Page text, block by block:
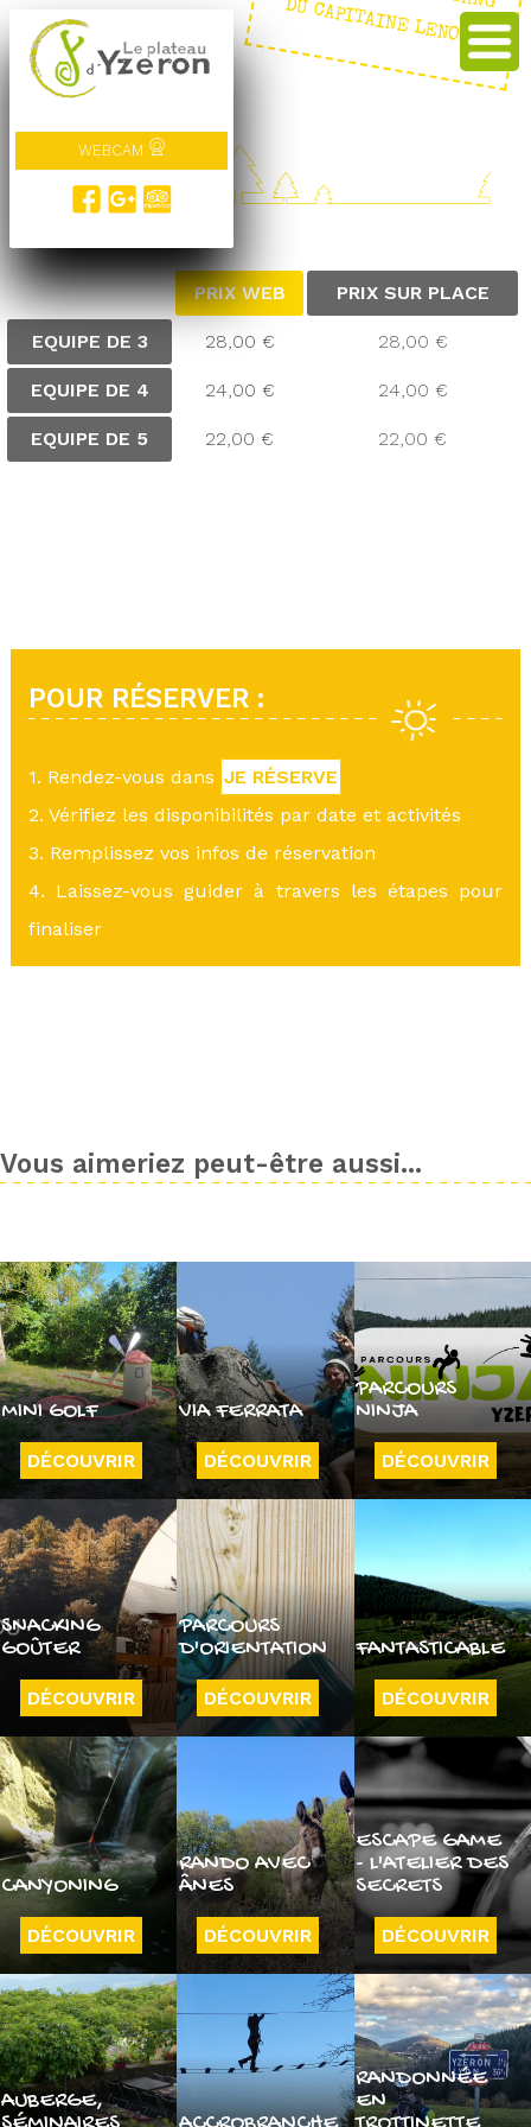
WEBCAM
E : LE GANG DU CAPITAINE LENOIR
TARIFS
PRIX WEB PRIX SUR PLACE
EQUIPE DE 3 28,00 € 28,00 €
EQUIPE DE 4 24,00 € 24,00 €
EQUIPE DE 5 22,00 € 22,00 €
POUR RÉSERVER :
1. Rendez-vous dans JE RÉSERVE
2. Vérifiez les disponibilités par date et activités
3. Remplissez vos infos de réservation
4. Laissez-vous guider à travers les étapes pour
finaliser
Vous aimeriez peut-être aussi...
MINI GOLF
DÉCOUVRIR
VIA FERRATA
DÉCOUVRIR
PARCOURS
NINJA
DÉCOUVRIR
SNACKING
GOÛTER
DÉCOUVRIR
PARCOURS
D'ORIENTATION
DÉCOUVRIR
FANTASTICABLE
DÉCOUVRIR
CANYONING
DÉCOUVRIR
RANDO AVEC
ÂNES
DÉCOUVRIR
ESCAPE GAME
- L'ATELIER DES
SECRETS
DÉCOUVRIR
AUBERGE,
RANDONNÉE
EN